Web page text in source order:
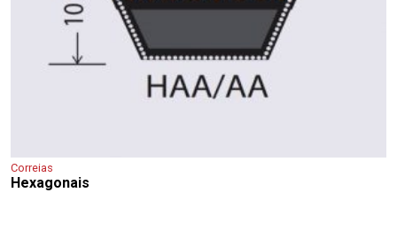
Correias
Hexagonais